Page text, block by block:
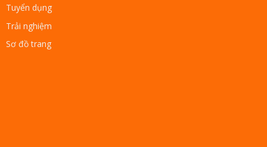
Tuyển dụng
Trải nghiệm
Sơ đồ trang